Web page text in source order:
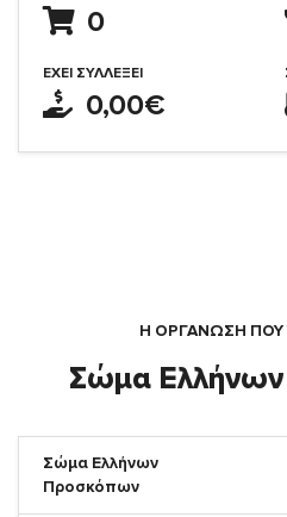
0
ΈΧΕΙ ΣΥΛΛΈΞΕΙ
0,00€
Η ΟΡΓΆΝΩΣΗ ΠΟΥ
Σώμα
Σώμα Ελλήνων
Προσκόπων